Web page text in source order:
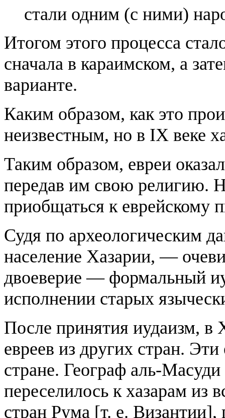
стали одним (с ними)
Итогом этого процесса
сначала в караимском, а
варианте.
Каким образом, как это
неизвестным, но в IX веке
Таким образом, евреи
передав им свою религию.
приобщаться к еврейскому
Судя по археологическим
население Хазарии, —
двоеверие — формальный
исполнении старых
После принятия иудаизм, в
евреев из других стран.
стране. Географ аль-
переселилось к хазарам из
стран Рума [т. е. Византии],